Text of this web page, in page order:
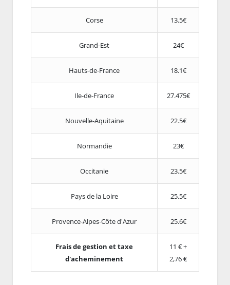
Corse 13.5€
Grand-Est 24€
Hauts-de-France 18.1€
Ile-de-France 27.475€
Nouvelle-Aquitaine 22.5€
Normandie 23€
Occitanie 23.5€
Pays de la Loire 25.5€
Provence-Alpes-Côte d'Azur 25.6€
Frais de gestion et taxe
d'acheminement
11 € +
2,76 €